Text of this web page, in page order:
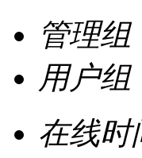
管理组
用户组
在线时